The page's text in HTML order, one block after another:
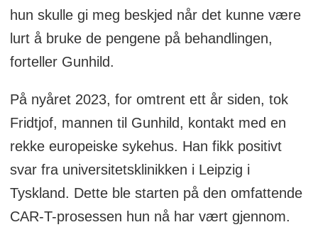
trenge støttebehandling for å håndtere
disse bivirkningene.
hun skulle gi meg beskjed når det kunne være
lurt å bruke de pengene på behandlingen,
forteller Gunhild.
På nyåret 2023, for omtrent ett år siden, tok
Fridtjof, mannen til Gunhild, kontakt med en
rekke europeiske sykehus. Han fikk positivt
svar fra universitetsklinikken i Leipzig i
Tyskland. Dette ble starten på den omfattende
CAR-T-prosessen hun nå har vært gjennom.